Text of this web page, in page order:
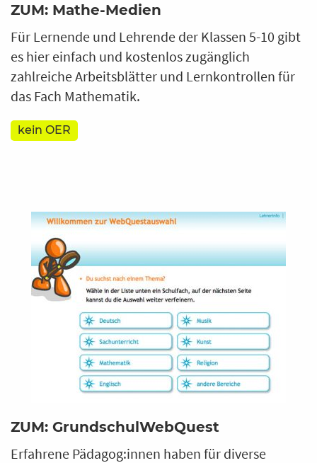
ZUM: Mathe-Medien
Für Lernende und Lehrende der Klassen 5-10 gibt
es hier einfach und kostenlos zugänglich
zahlreiche Arbeitsblätter und Lernkontrollen für
das Fach Mathematik.
kein OER
ZUM: GrundschulWebQuest
Erfahrene Pädagog:innen haben für diverse